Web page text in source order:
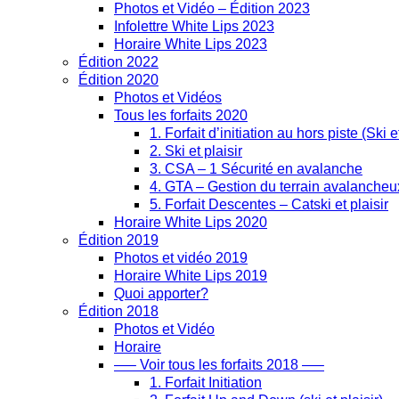
Photos et Vidéo – Édition 2023
Infolettre White Lips 2023
Horaire White Lips 2023
Édition 2022
Édition 2020
Photos et Vidéos
Tous les forfaits 2020
1. Forfait d’initiation au hors piste (Ski
2. Ski et plaisir
3. CSA – 1 Sécurité en avalanche
4. GTA – Gestion du terrain
5. Forfait Descentes – Catski et plaisir
Horaire White Lips 2020
Édition 2019
Photos et vidéo 2019
Horaire White Lips 2019
Quoi apporter?
Édition 2018
Photos et Vidéo
Horaire
—– Voir tous les forfaits 2018 —–
1. Forfait Initiation